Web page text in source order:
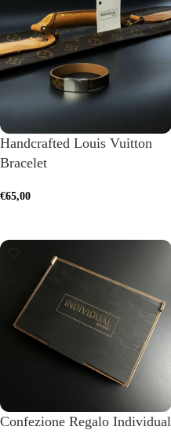
Handcrafted Louis Vuitton
Bracelet
€65,00
Confezione Regalo Individual